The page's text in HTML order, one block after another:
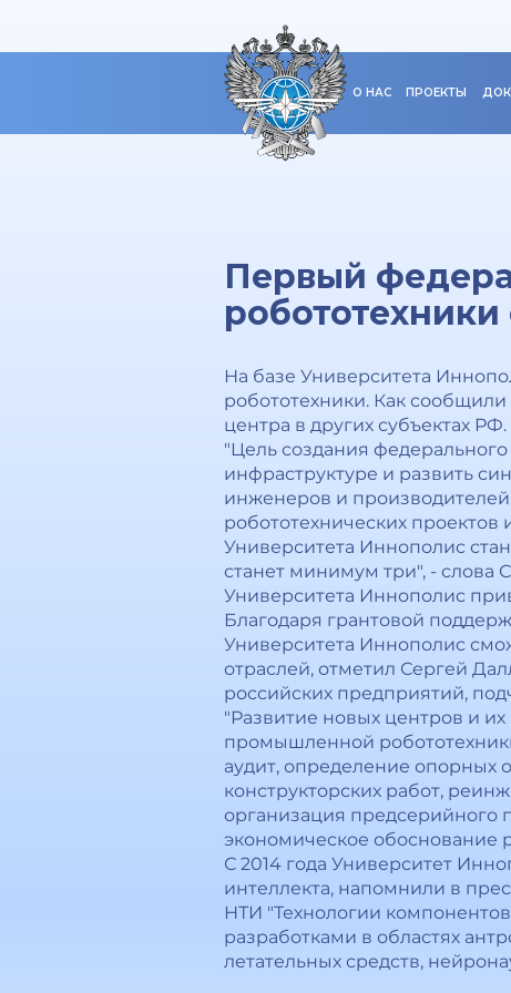
О НАС ПРОЕКТЫ
Первый
На базе Университета
робототехники. Как
центра в других субъектах РФ.
"Цель создания
инфраструктуре и развить
инженеров и
робототехнических проектов
Университета Иннополис
станет минимум три", - слова
Университета Иннополис
Благодаря грантовой
Университета Иннополис
отраслей, отметил Сергей
российских предприятий,
"Развитие новых центров и
промышленной
аудит, определение опорных
конструкторских работ,
организация предсерийного
экономическое обоснование
С 2014 года Университет
интеллекта, напомнили в
НТИ "Технологии
разработками в областях
летательных средств,